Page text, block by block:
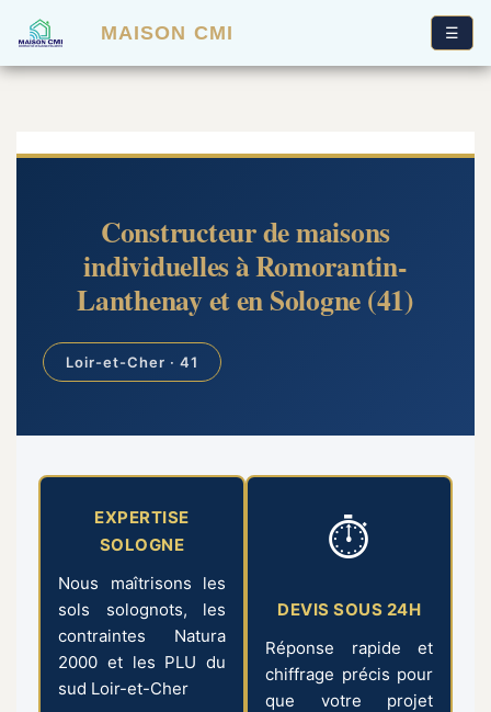
MAISON CMI ☰
Constructeur de maisons
individuelles à Romorantin-
Lanthenay et en Sologne (41)
Loir-et-Cher · 41
EXPERTISE
SOLOGNE
Nous maîtrisons les
sols solognots, les
contraintes Natura
2000 et les PLU du
sud Loir-et-Cher
⏱
DEVIS SOUS 24H
Réponse rapide et
chiffrage précis pour
que votre projet